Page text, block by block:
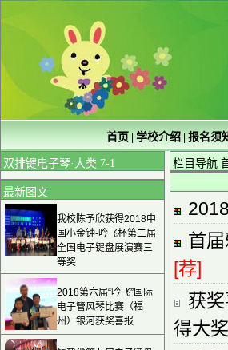
首页 学校介绍 报名须
双排键电子琴·大类 7-1
最新图文
我校陈予欣获得2018中
国小金钟-吟飞杯第二届
全国电子键盘展演赛三
等奖
2018第六届“吟飞”国际
电子管风琴比赛（福
州）银河获奖喜报
栏目导航
首
[荐]
获
得大奖